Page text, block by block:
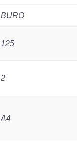
BURO
125
2
A4